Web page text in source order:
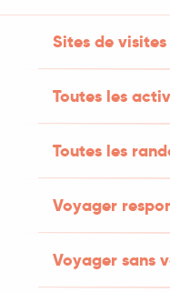
Sites de visites
Toutes les
Toutes les
Voyager
Voyager sans
erreur